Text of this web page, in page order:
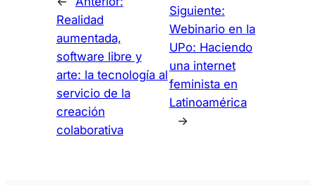
Realidad
aumentada,
software libre y
arte: la tecnología al
servicio de la
creación
colaborativa
Siguiente:
Webinario en la
UPo: Haciendo
una internet
feminista en
Latinoamérica
→